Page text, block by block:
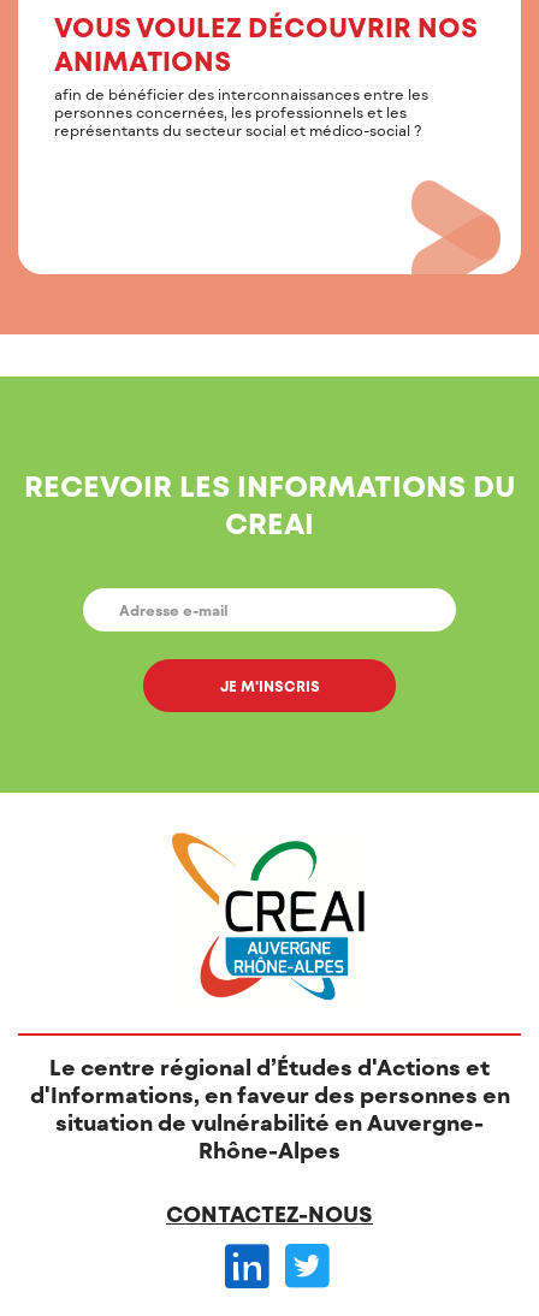
VOUS VOULEZ DÉCOUVRIR NOS
ANIMATIONS
afin de bénéficier des interconnaissances entre les
personnes concernées, les professionnels et les
représentants du secteur social et médico-social ?
RECEVOIR LES INFORMATIONS DU
CREAI
E-
MAIL *
Le centre régional d’Études d'Actions et
d'Informations, en faveur des personnes en
situation de vulnérabilité en Auvergne-
Rhône-Alpes
CONTACTEZ-NOUS